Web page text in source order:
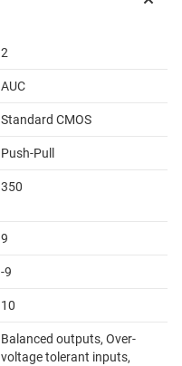
2
AUC
Standard CMOS
Push-Pull
350
9
-9
10
Balanced outputs, Over-
voltage tolerant inputs,